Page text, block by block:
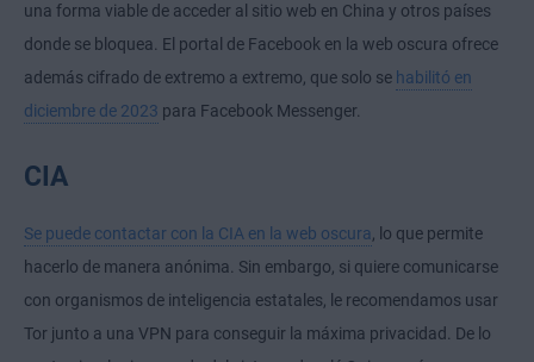
una forma viable de acceder al sitio web en China y otros países
donde se bloquea. El portal de Facebook en la web oscura ofrece
además cifrado de extremo a extremo, que solo se habilitó en
diciembre de 2023 para Facebook Messenger.
CIA
Se puede contactar con la CIA en la web oscura, lo que permite
hacerlo de manera anónima. Sin embargo, si quiere comunicarse
con organismos de inteligencia estatales, le recomendamos usar
Tor junto a una VPN para conseguir la máxima privacidad. De lo